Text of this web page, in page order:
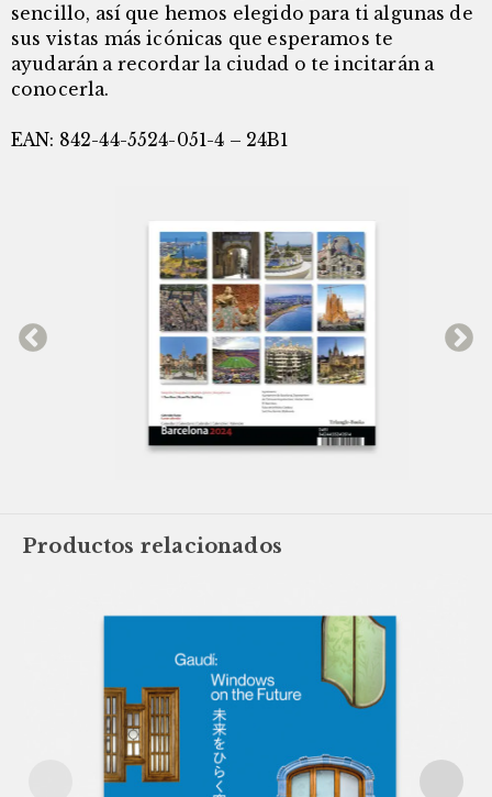
sencillo, así que hemos elegido para ti algunas de
sus vistas más icónicas que esperamos te
ayudarán a recordar la ciudad o te incitarán a
conocerla.
EAN: 842-44-5524-051-4 – 24B1
Productos relacionados